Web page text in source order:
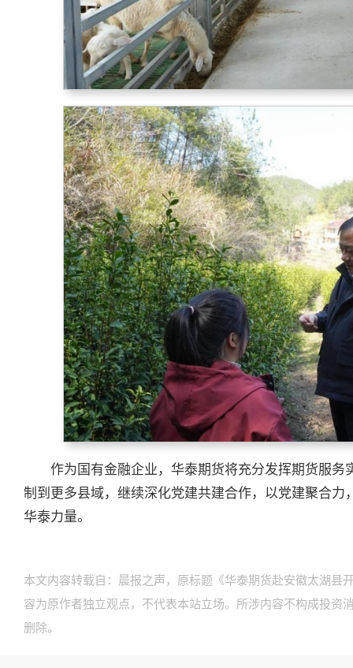
作为国有金融企业，华泰期货将充分发挥期货服
制到更多县域，继续深化党建共建合作，以党建聚合
华泰力量。
本文内容转载自：晨报之声，原标题《华泰期货赴安徽太湖县
容为原作者独立观点，不代表本站立场。所涉内容不构成投资
删除。